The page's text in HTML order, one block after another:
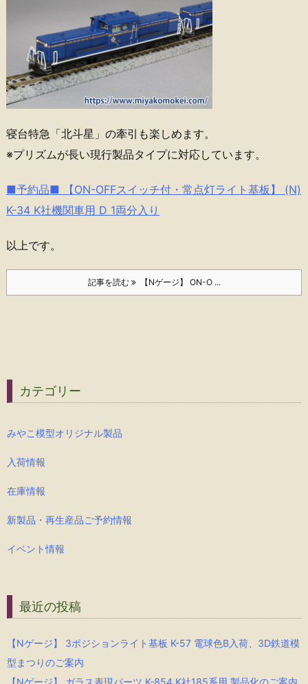
寝台特急「北斗星」の牽引も楽しめます。
※プリズムが長い現行製品タイプに対応しています。
■予約品■ 【ON-OFFスイッチ付・常点灯ライト基板】 (N)
K-34 K社機関車用 D 1両分入り
以上です。
記事を読む 【Nゲージ】 ON-O ...
カテゴリー
みやこ模型オリジナル製品
入荷情報
在庫情報
新製品・再生産品ご予約情報
イベント情報
最近の投稿
【Nゲージ】 3ポジションライト基板 K-57 電球色B入荷、3D鉄道模
型まつりのご案内